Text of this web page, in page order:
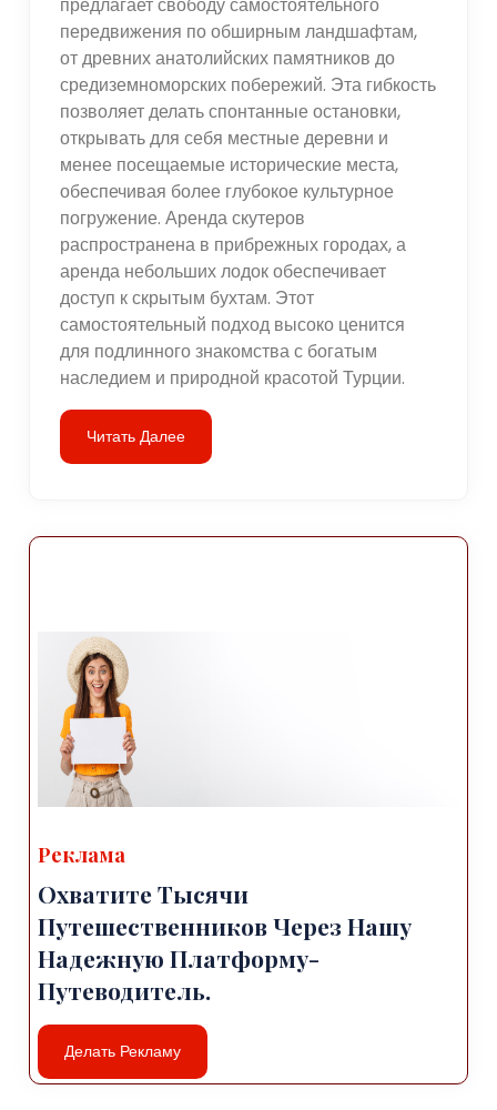
передвижения по обширным ландшафтам,
от древних анатолийских памятников до
средиземноморских побережий. Эта гибкость
позволяет делать спонтанные остановки,
открывать для себя местные деревни и
менее посещаемые исторические места,
обеспечивая более глубокое культурное
погружение. Аренда скутеров
распространена в прибрежных городах, а
аренда небольших лодок обеспечивает
доступ к скрытым бухтам. Этот
самостоятельный подход высоко ценится
для подлинного знакомства с богатым
наследием и природной красотой Турции.
Читать Далее
Реклама
Охватите Тысячи
Путешественников Через Нашу
Надежную Платформу-
Путеводитель.
Делать Рекламу